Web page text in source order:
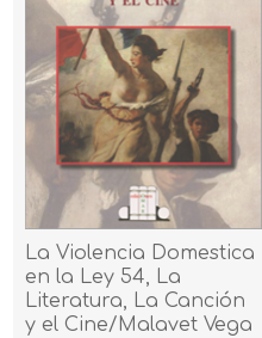
La Violencia Domestica
en la Ley 54, La
Literatura, La Canción
y el Cine/Malavet Vega